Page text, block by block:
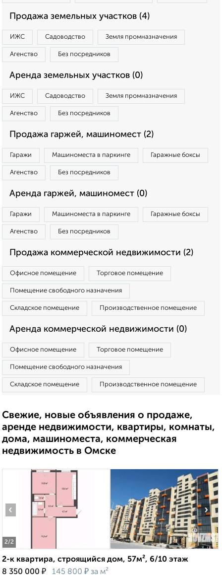
Продажа земельных участков (4)
ИЖС Садоводство Земля промназначения
Агенство Без посредников
Аренда земельных участков (0)
ИЖС Садоводство Земля промназначения
Агенство Без посредников
Продажа гаржей, машиномест (2)
Гаражи Машиноместа в паркинге Гаражные боксы
Агенство Без посредников
Аренда гаржей, машиномест (0)
Гаражи Машиноместа в паркинге Гаражные боксы
Агенство Без посредников
Продажа коммерческой недвижимости (2)
Офисное помещение Торговое помещение
Помещение свободного назначения
Складское помещение Производственное помещение
Аренда коммерческой недвижимости (0)
Офисное помещение Торговое помещение
Помещение свободного назначения
Складское помещение Производственное помещение
Свежие, новые объявления о продаже,
аренде недвижимости, квартиры, комнаты,
дома, машиноместа, коммерческая
недвижимость в Омске
2/2
‹ ›
2-к квартира, строящийся дом, 57м², 6/10 этаж
8 350 000 ₽ 145 800 ₽ за м²